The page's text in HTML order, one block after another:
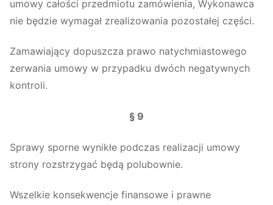
umowy całości przedmiotu zamówienia, Wykonawca
nie będzie wymagał zrealizowania pozostałej części.
Zamawiający dopuszcza prawo natychmiastowego
zerwania umowy w przypadku dwóch negatywnych
kontroli.
§ 9
Sprawy sporne wynikłe podczas realizacji umowy
strony rozstrzygać będą polubownie.
Wszelkie konsekwencje finansowe i prawne